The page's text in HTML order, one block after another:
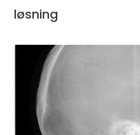
løsning